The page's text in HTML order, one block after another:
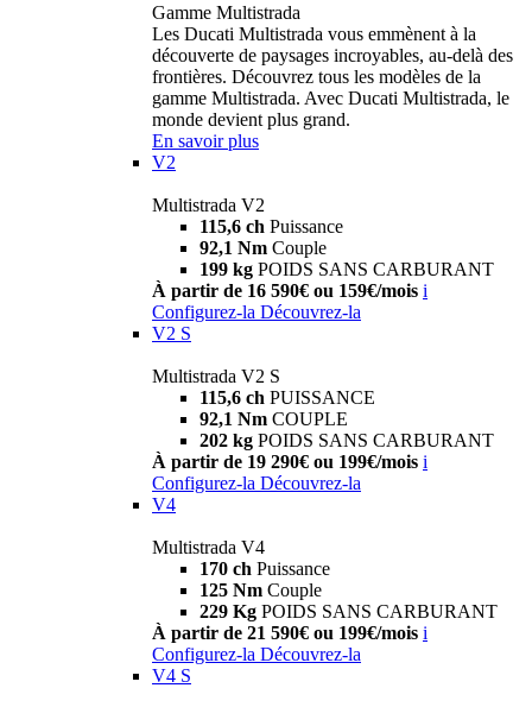
Gamme Multistrada
Les Ducati Multistrada vous emmènent à la
découverte de paysages incroyables, au-delà des
frontières. Découvrez tous les modèles de la
gamme Multistrada. Avec Ducati Multistrada, le
monde devient plus grand.
En savoir plus
V2
Multistrada V2
115,6 ch Puissance
92,1 Nm Couple
199 kg POIDS SANS CARBURANT
À partir de 16 590€ ou 159€/mois i
Configurez-la Découvrez-la
V2 S
Multistrada V2 S
115,6 ch PUISSANCE
92,1 Nm COUPLE
202 kg POIDS SANS CARBURANT
À partir de 19 290€ ou 199€/mois i
Configurez-la Découvrez-la
V4
Multistrada V4
170 ch Puissance
125 Nm Couple
229 Kg POIDS SANS CARBURANT
À partir de 21 590€ ou 199€/mois i
Configurez-la Découvrez-la
V4 S